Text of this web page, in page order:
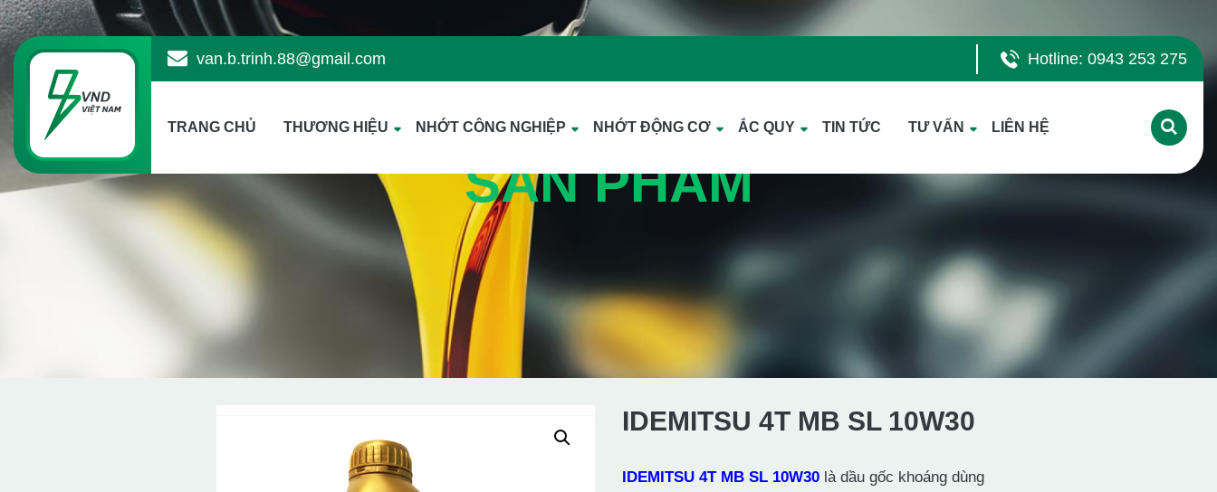
van.b.trinh.88@gmail.com Hotline: 0943 253 275
TRANG CHỦ THƯƠNG HIỆU NHỚT CÔNG NGHIỆP NHỚT ĐỘNG CƠ ẮC QUY TIN TỨC TƯ VẤN LIÊN HỆ
SẢN PHẨM
IDEMITSU 4T MB SL 10W30
IDEMITSU 4T MB SL 10W30 là dầu gốc khoáng dùng